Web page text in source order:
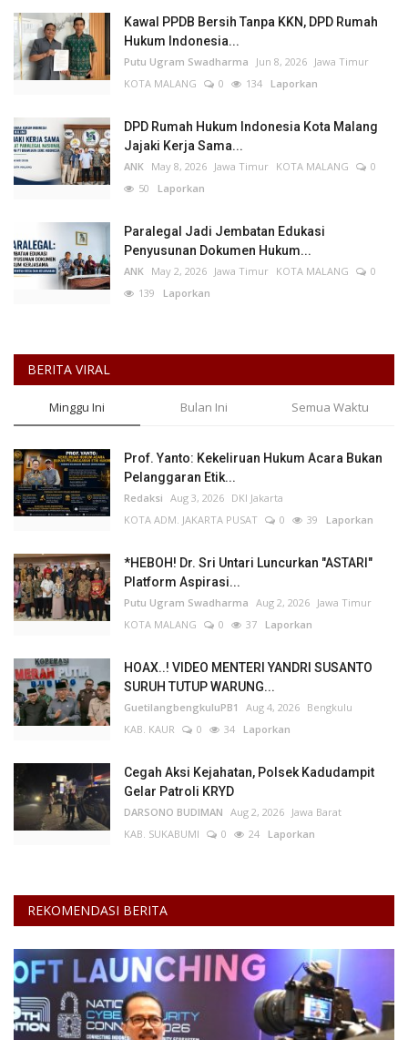
Kawal PPDB Bersih Tanpa KKN, DPD Rumah
Hukum Indonesia...
Putu Ugram Swadharma Jun 8, 2026 Jawa Timur
KOTA MALANG
0 134 Laporkan
DPD Rumah Hukum Indonesia Kota Malang
Jajaki Kerja Sama...
ANK May 8, 2026 Jawa Timur KOTA MALANG
0
50 Laporkan
Paralegal Jadi Jembatan Edukasi
Penyusunan Dokumen Hukum...
ANK May 2, 2026 Jawa Timur KOTA MALANG
0
139 Laporkan
BERITA VIRAL
Minggu Ini Bulan Ini Semua Waktu
Prof. Yanto: Kekeliruan Hukum Acara Bukan
Pelanggaran Etik...
Redaksi Aug 3, 2026 DKI Jakarta
KOTA ADM. JAKARTA PUSAT
0 39 Laporkan
*HEBOH! Dr. Sri Untari Luncurkan "ASTARI"
Platform Aspirasi...
Putu Ugram Swadharma Aug 2, 2026 Jawa Timur
KOTA MALANG
0 37 Laporkan
HOAX..! VIDEO MENTERI YANDRI SUSANTO
SURUH TUTUP WARUNG...
GuetilangbengkuluPB1 Aug 4, 2026 Bengkulu
KAB. KAUR
0 34 Laporkan
Cegah Aksi Kejahatan, Polsek Kadudampit
Gelar Patroli KRYD
DARSONO BUDIMAN Aug 2, 2026 Jawa Barat
KAB. SUKABUMI
0 24 Laporkan
REKOMENDASI BERITA